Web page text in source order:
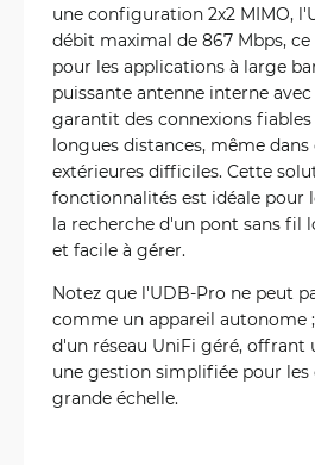
une configuration 2x2 MIMO,
débit maximal de 867 Mbps,
pour les applications à large
puissante antenne interne
garantit des connexions
longues distances, même
extérieures difficiles. Cette
fonctionnalités est idéale pour
la recherche d'un pont sans fil
et facile à gérer.
Notez que l'UDB-Pro ne peut
comme un appareil autonome
d'un réseau UniFi géré, offrant
une gestion simplifiée pour les
grande échelle.